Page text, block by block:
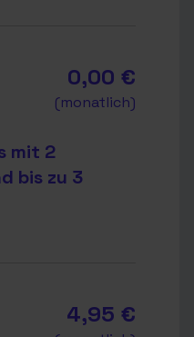
mit 2
bis zu 3
0,00 €
(monatlich)
4,95 €